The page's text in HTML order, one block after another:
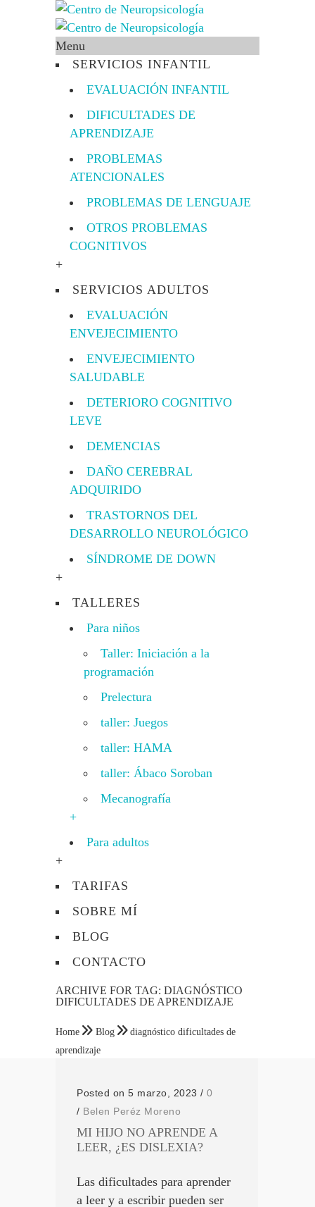
Menu
SERVICIOS INFANTIL
EVALUACIÓN INFANTIL
DIFICULTADES DE
APRENDIZAJE
PROBLEMAS
ATENCIONALES
PROBLEMAS DE LENGUAJE
OTROS PROBLEMAS
COGNITIVOS
+
SERVICIOS ADULTOS
EVALUACIÓN
ENVEJECIMIENTO
ENVEJECIMIENTO
SALUDABLE
DETERIORO COGNITIVO
LEVE
DEMENCIAS
DAÑO CEREBRAL
ADQUIRIDO
TRASTORNOS DEL
DESARROLLO NEUROLÓGICO
SÍNDROME DE DOWN
+
TALLERES
Para niños
Taller: Iniciación a la
programación
Prelectura
taller: Juegos
taller: HAMA
taller: Ábaco Soroban
Mecanografía
+
Para adultos
+
TARIFAS
SOBRE MÍ
BLOG
CONTACTO
ARCHIVE FOR TAG: DIAGNÓSTICO
DIFICULTADES DE APRENDIZAJE
Home Blog
diagnóstico dificultades de
aprendizaje
Posted on 5 marzo, 2023 / 0
/ Belen Peréz Moreno
MI HIJO NO APRENDE A
LEER, ¿ES DISLEXIA?
Las dificultades para aprender
a leer y a escribir pueden ser